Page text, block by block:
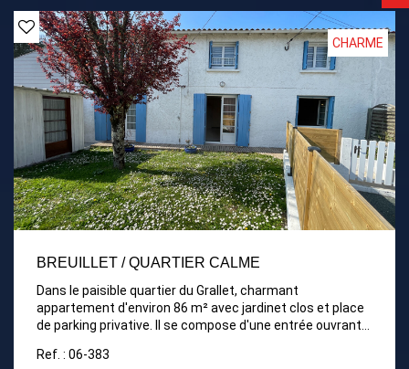
CHARME
BREUILLET / QUARTIER CALME
Dans le paisible quartier du Grallet, charmant
appartement d'environ 86 m² avec jardinet clos et place
de parking privative. Il se compose d'une entrée ouvrant
chambres, d'une salle d'eau et de WC séparés. À
Ref. : 06-383